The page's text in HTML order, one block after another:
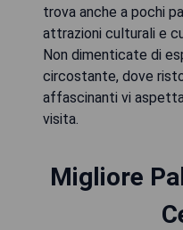
trova anche a pochi
attrazioni culturali e
Non dimenticate di
circostante, dove
affascinanti vi
visita.
Migliore